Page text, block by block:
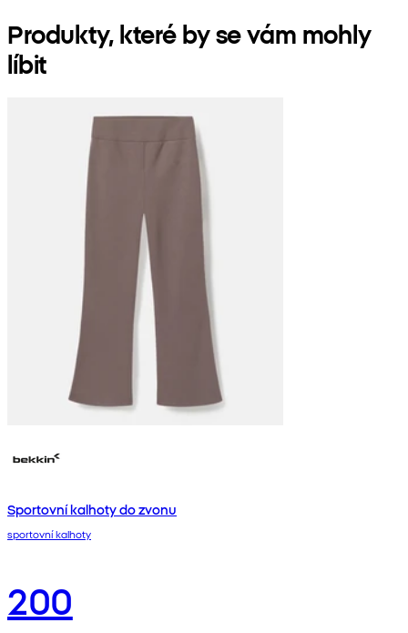
Produkty, které by se vám mohly
líbit
Sportovní kalhoty do zvonu
sportovní kalhoty
200